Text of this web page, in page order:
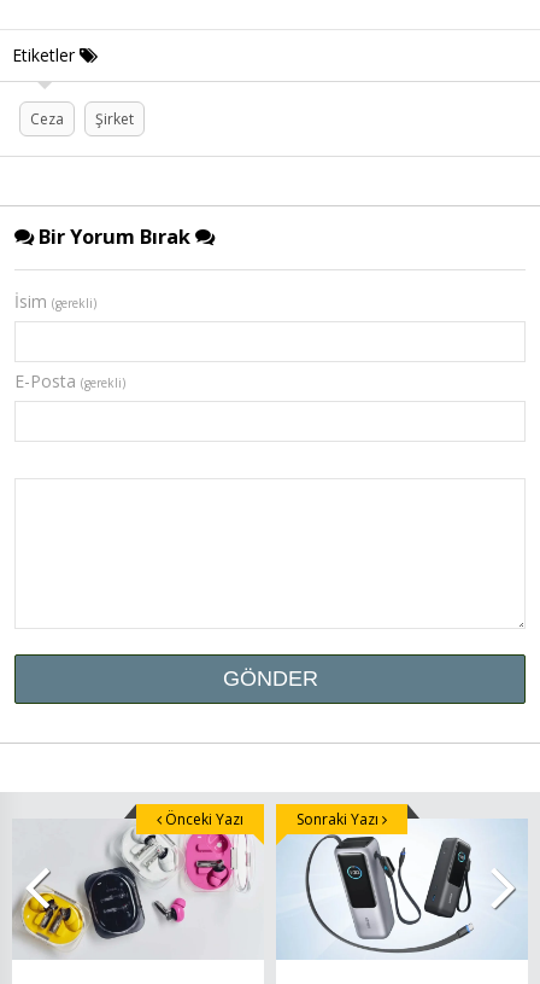
Etiketler
Ceza Şirket
Bir Yorum Bırak
İsim (gerekli)
E-Posta (gerekli)
Önceki Yazı Sonraki Yazı